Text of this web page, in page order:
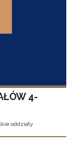
4-
oddziały